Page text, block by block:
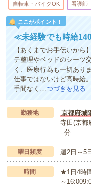
自転車・バイクOK 看護師
ここがポイント！
≪未経験でも時給
【あくまでお手伝いか
テ整理やベッドのシーツ
く、医療行為も一切あり
仕事ではないけど高時給
手間なく…つづきを見る
勤務地
京都府城
寺田(京都
--分
曜日頻度 週2日～5
時間
★1日4時
～